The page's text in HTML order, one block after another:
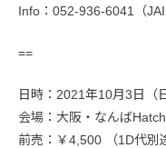
Info：052-936-6041（
==
日時：2021年10月3日（
会場：大阪・なんばHatch
前売：￥4,500 （1D代別